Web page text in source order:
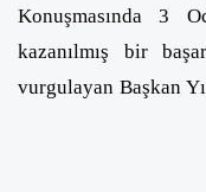
Konuşmasında 3
kazanılmış bir
vurgulayan Başkan